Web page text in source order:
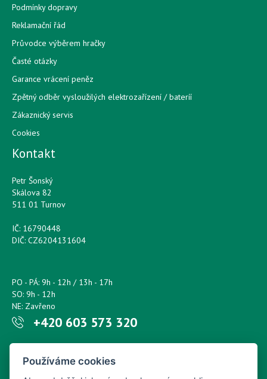
Podmínky dopravy
Reklamační řád
Průvodce výběrem hračky
Časté otázky
Garance vrácení peněz
Zpětný odběr vysloužilých elektrozařízení / bateríí
Zákaznický servis
Cookies
Kontakt
Petr Šonský
Skálova 82
511 01 Turnov
IČ: 16790448
DIČ: CZ6204131604
PO - PÁ: 9h - 12h / 13h - 17h
SO: 9h - 12h
NE: Zavřeno
+420 603 573 320
petr.sonsky@centrum.cz
Používáme cookies